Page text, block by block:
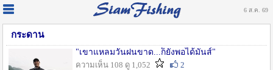
6 ส.ค. 69
กระดาน
"เขาแหลมวันฝนขาด...ก็ยังพอได้มันส์"
ความเห็น 108 ดู 1,052
2